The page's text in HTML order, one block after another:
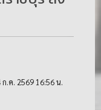
.ค. 2569 16:56 น.